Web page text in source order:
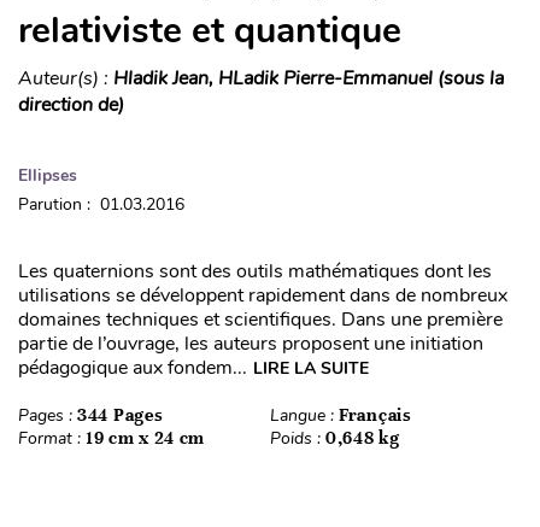
relativiste et quantique
Auteur(s) : Hladik Jean, HLadik Pierre-Emmanuel (sous la
direction de)
Ellipses
Parution : 01.03.2016
Les quaternions sont des outils mathématiques dont les
utilisations se développent rapidement dans de nombreux
domaines techniques et scientifiques. Dans une première
partie de l’ouvrage, les auteurs proposent une initiation
pédagogique aux fondem... LIRE LA SUITE
Pages : 344 Pages Langue : Français
Format : 19 cm x 24 cm Poids : 0,648 kg